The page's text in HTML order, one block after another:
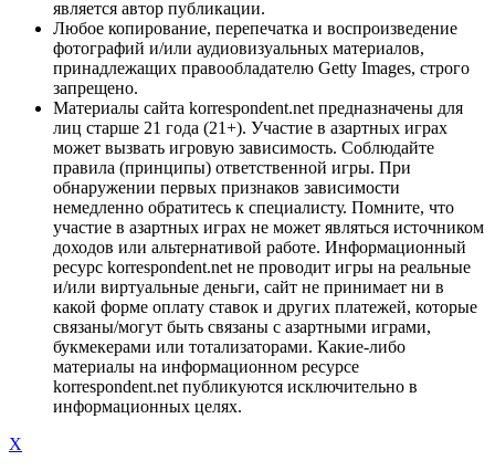
является автор публикации.
Любое копирование, перепечатка и воспроизведение
фотографий и/или аудиовизуальных материалов,
принадлежащих правообладателю Getty Images, строго
запрещено.
Материалы сайта korrespondent.net предназначены для
лиц старше 21 года (21+). Участие в азартных играх
может вызвать игровую зависимость. Соблюдайте
правила (принципы) ответственной игры. При
обнаружении первых признаков зависимости
немедленно обратитесь к специалисту. Помните, что
участие в азартных играх не может являться источником
доходов или альтернативой работе. Информационный
ресурс korrespondent.net не проводит игры на реальные
и/или виртуальные деньги, сайт не принимает ни в
какой форме оплату ставок и других платежей, которые
связаны/могут быть связаны с азартными играми,
букмекерами или тотализаторами. Какие-либо
материалы на информационном ресурсе
korrespondent.net публикуются исключительно в
информационных целях.
X